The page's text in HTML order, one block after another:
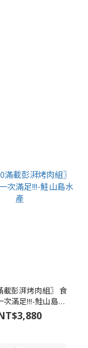
載彭湃烤肉組〗 食
次滿足!!!-鮭山島水
產